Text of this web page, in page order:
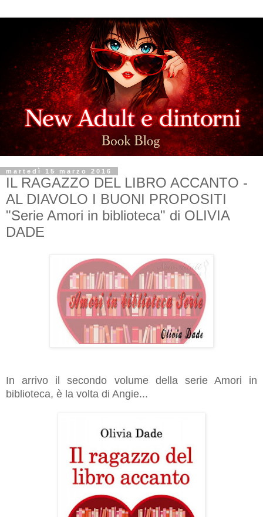
martedì 15 marzo 2016
IL RAGAZZO DEL LIBRO ACCANTO -
AL DIAVOLO I BUONI PROPOSITI
"Serie Amori in biblioteca" di OLIVIA
DADE
In arrivo il secondo volume della serie Amori in
biblioteca, è la volta di Angie...